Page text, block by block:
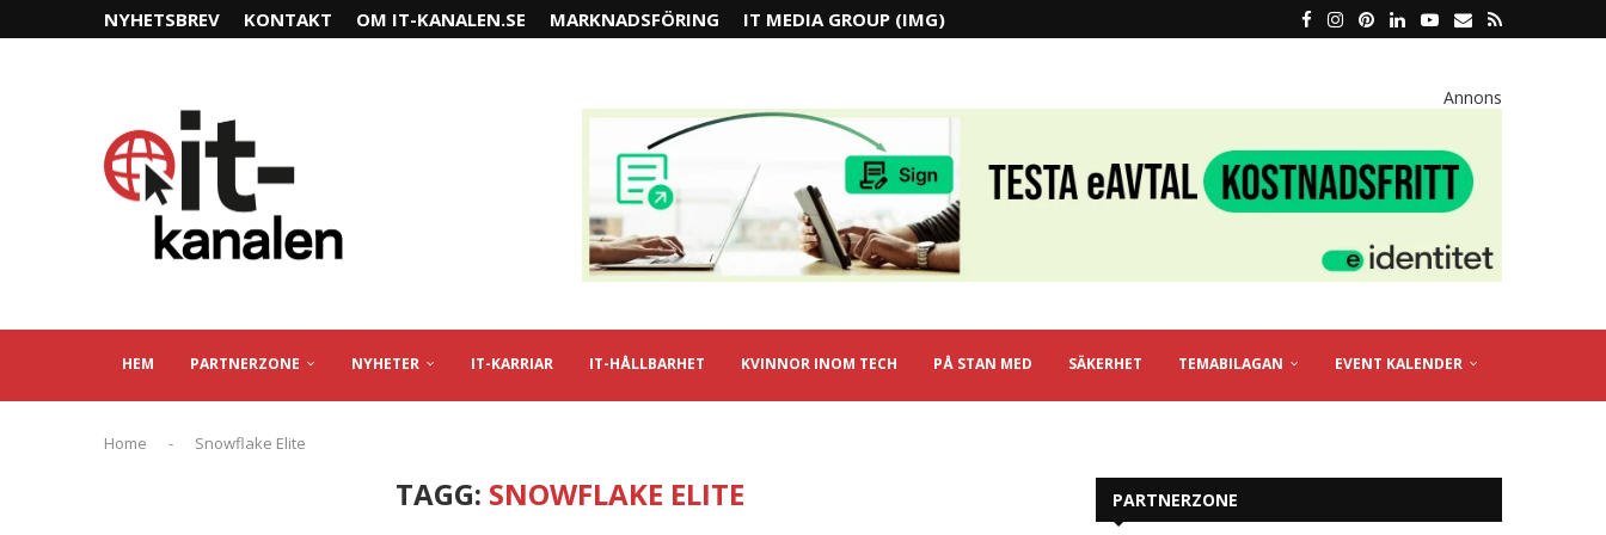
NYHETSBREV KONTAKT OM IT-KANALEN.SE MARKNADSFÖRING IT MEDIA GROUP (IMG)
Annons
HEM PARTNERZONE NYHETER IT-KARRIAR IT-HÅLLBARHET KVINNOR INOM TECH PÅ STAN MED SÄKERHET TEMABILAGAN EVENT KALENDER
Home - Snowflake Elite
TAGG: SNOWFLAKE ELITE PARTNERZONE